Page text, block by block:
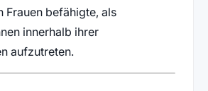
Frauen befähigte, als
innerhalb ihrer
aufzutreten.